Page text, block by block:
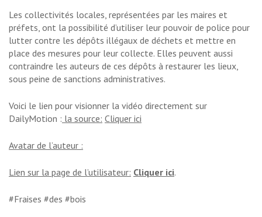
Les collectivités locales, représentées par les maires et
préfets, ont la possibilité d’utiliser leur pouvoir de police pour
lutter contre les dépôts illégaux de déchets et mettre en
place des mesures pour leur collecte. Elles peuvent aussi
contraindre les auteurs de ces dépôts à restaurer les lieux,
sous peine de sanctions administratives.
Voici le lien pour visionner la vidéo directement sur
DailyMotion : la source: Cliquer ici
Avatar de l’auteur :
Lien sur la page de l’utilisateur: Cliquer ici.
#Fraises #des #bois